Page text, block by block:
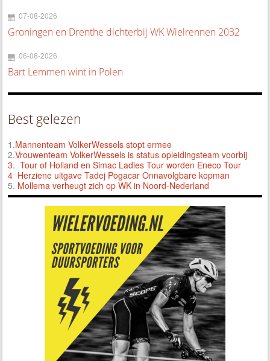
07-08-2026
Groningen en Drenthe dichterbij WK Wielrennen 2032
06-08-2026
Bart Lemmen wint in Polen
Best gelezen
1.Mannenteam VolkerWessels stopt ermee
2.Vrouwenteam VolkerWessels is status opleidingsteam voorbij
3. Tour of Holland en Simac Ladies Tour worden Eneco Tour
4 Herziene uitgave Tadej Pogacar Onnavolgbare kopman
5. Mollema verheugt zich op WK in Noord-Nederland